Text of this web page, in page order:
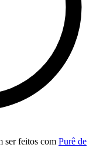
ser feitos com Purê de